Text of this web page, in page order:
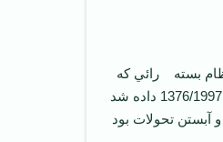
پنجم
بسته رائي که
در دوم خرداد 1376/1997 داده شد
آبستن تحولات بود